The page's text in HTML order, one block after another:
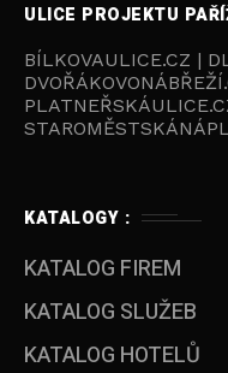
ULICE PROJEKTU
BÍLKOVAULICE.CZ |
KATALOGY :
KATALOG FIREM
KATALOG SLUŽEB
KATALOG HOTELŮ